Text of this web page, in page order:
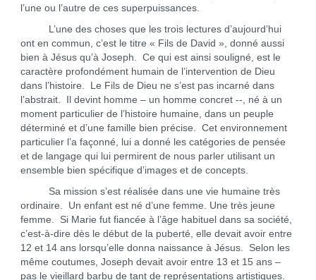
l’une ou l’autre de ces superpuissances.
L’une des choses que les trois lectures d’aujourd’hui
ont en commun, c’est le titre « Fils de David », donné aussi
bien à Jésus qu’à Joseph. Ce qui est ainsi souligné, est le
caractère profondément humain de l’intervention de Dieu
dans l’histoire. Le Fils de Dieu ne s’est pas incarné dans
l’abstrait. Il devint homme – un homme concret --, né à un
moment particulier de l’histoire humaine, dans un peuple
déterminé et d’une famille bien précise. Cet environnement
particulier l’a façonné, lui a donné les catégories de pensée
et de langage qui lui permirent de nous parler utilisant un
ensemble bien spécifique d’images et de concepts.
Sa mission s’est réalisée dans une vie humaine très
ordinaire. Un enfant est né d’une femme. Une très jeune
femme. Si Marie fut fiancée à l’âge habituel dans sa société,
c’est-à-dire dès le début de la puberté, elle devait avoir entre
12 et 14 ans lorsqu’elle donna naissance à Jésus. Selon les
même coutumes, Joseph devait avoir entre 13 et 15 ans –
pas le vieillard barbu de tant de représentations artistiques.